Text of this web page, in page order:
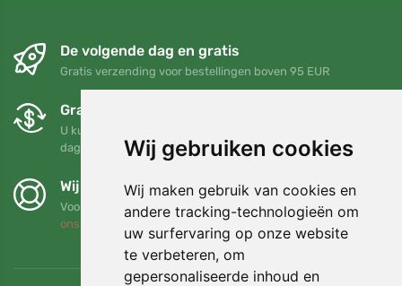
Wij gebruiken cookies
Wij maken gebruik van cookies en
andere tracking-technologieën om
uw surfervaring op onze website
te verbeteren, om
gepersonaliseerde inhoud en
De volgende dag en gratis
Gratis verzending voor bestellingen boven 95 EUR
Gratis ruilen en retourneren
U kunt uw bestelling op elk gewenst moment binnen 90
dagen retourneren of ruilen
Wij steunen Trees.org
Voor elke bestelling planten we een boom! Lees meer Over
ons